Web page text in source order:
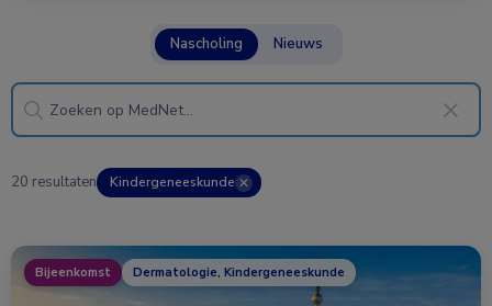
Nascholing Nieuws
20 resultaten Kindergeneeskunde ✕
Bijeenkomst Dermatologie, Kindergeneeskunde